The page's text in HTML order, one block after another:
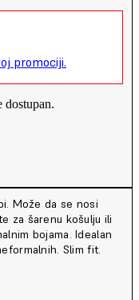
promociji.
dostupan.
Može da se nosi
za šarenu košulju ili
bojama. Idealan
Slim fit.